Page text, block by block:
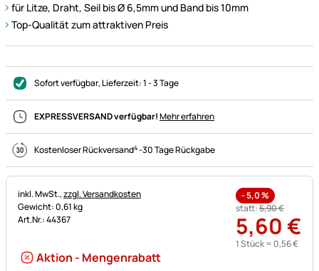
für Litze, Draht, Seil bis Ø 6,5mm und Band bis 10mm
Top-Qualität zum attraktiven Preis
Sofort verfügbar, Lieferzeit:1 - 3 Tage
EXPRESSVERSAND verfügbar!Mehr erfahren
Kostenloser Rückversand4-30 Tage Rückgabe
Steuerhinweis:
inkl. MwSt.,zzgl. Versandkosten
Gewicht: 0,61 kg
Art.Nr.: 44367
-5,0%
statt:5,90€
5,60 €
1 Stück = 0,56€
Aktion - Mengenrabatt